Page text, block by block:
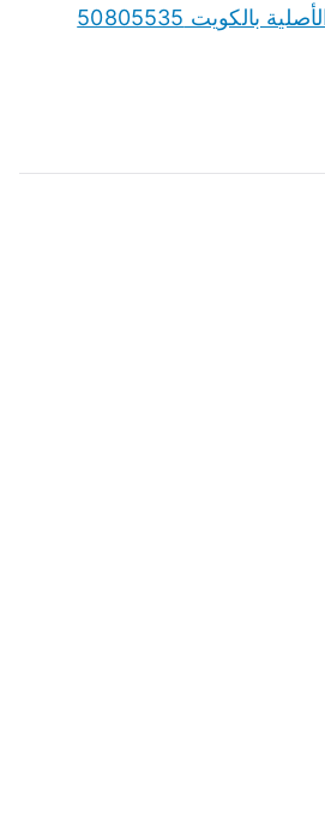
قطع غيار بايك BAIC الأصلية بالكويت 50805535